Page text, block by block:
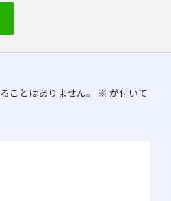
ことはありません。 ※ が付いて